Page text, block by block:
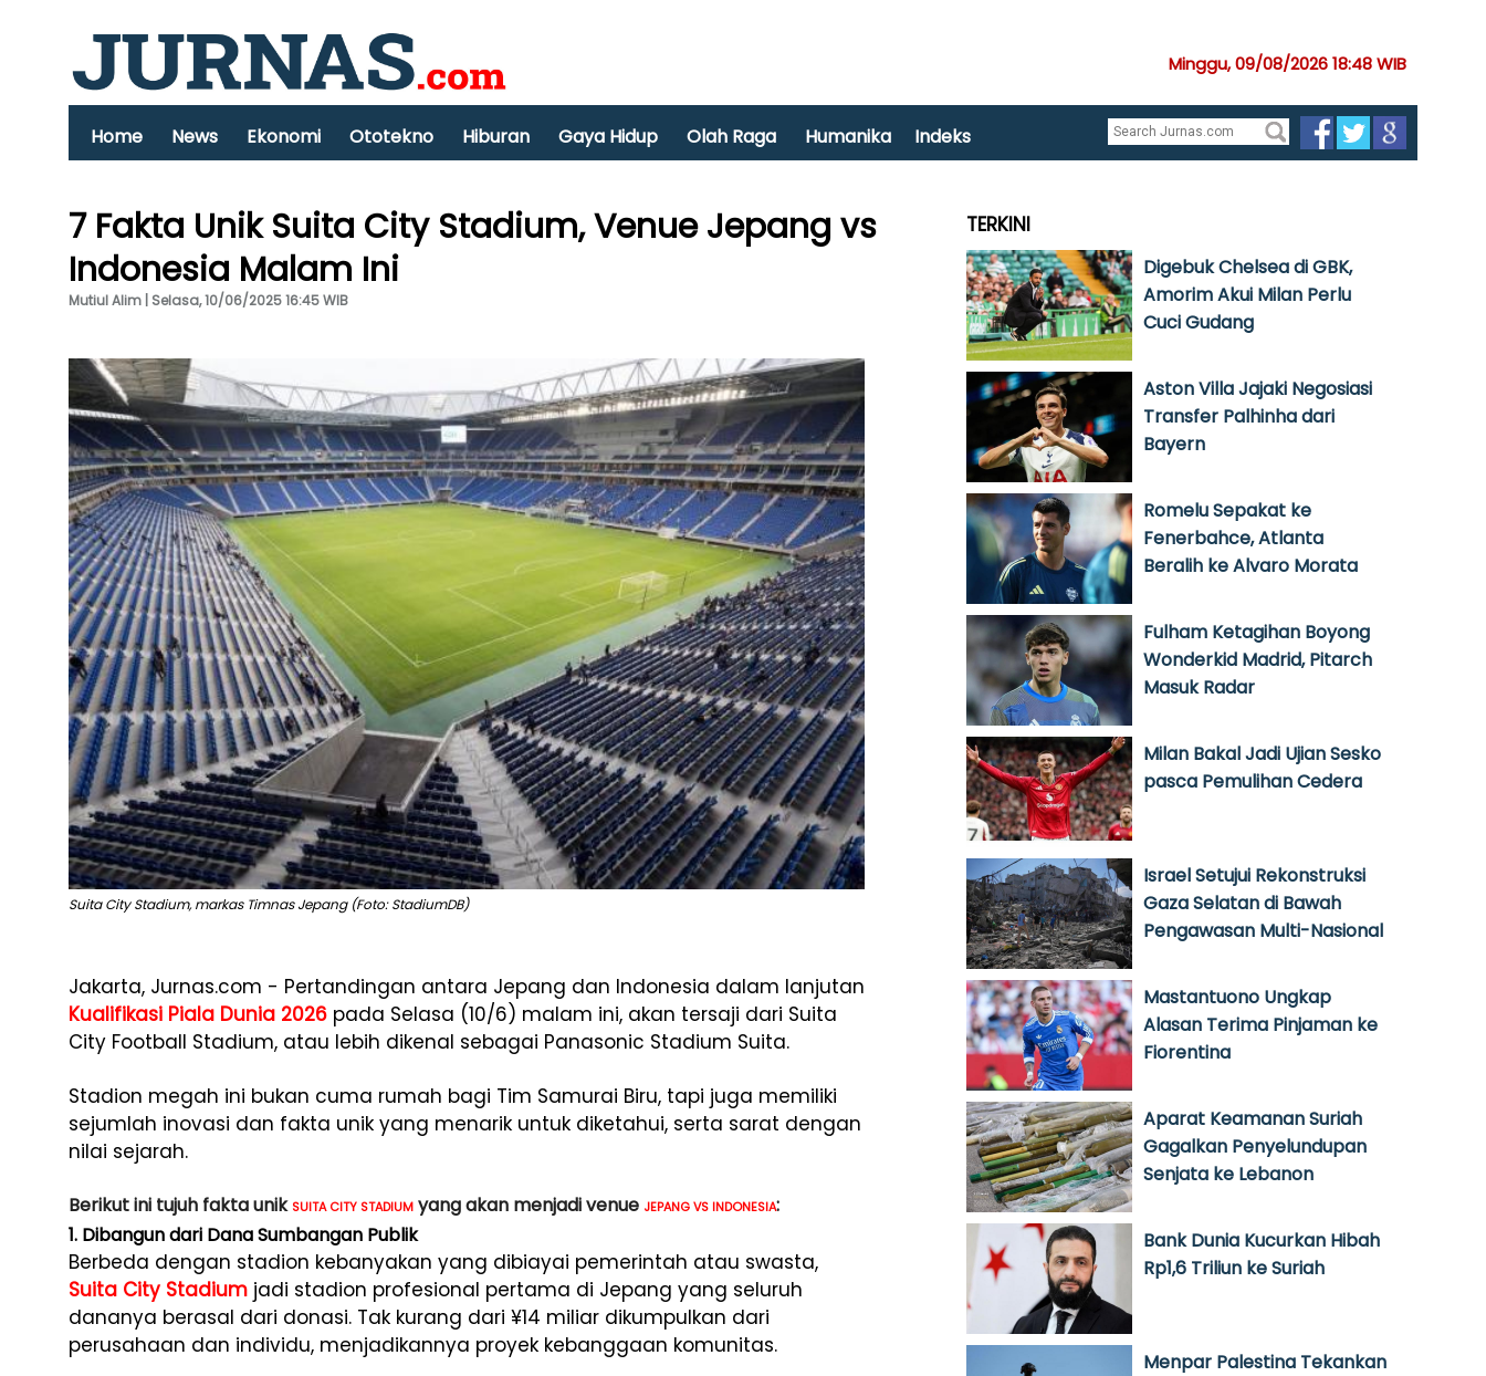
Minggu, 09/08/2026 18:48 WIB
Home News Ekonomi Ototekno Hiburan Gaya Hidup Olah Raga Humanika Indeks
7 Fakta Unik Suita City Stadium, Venue Jepang vs
Indonesia Malam Ini
Mutiul Alim | Selasa, 10/06/2025 16:45 WIB
Suita City Stadium, markas Timnas Jepang (Foto: StadiumDB)
Jakarta, Jurnas.com - Pertandingan antara Jepang dan Indonesia dalam lanjutan
Kualifikasi Piala Dunia 2026 pada Selasa (10/6) malam ini, akan tersaji dari Suita
City Football Stadium, atau lebih dikenal sebagai Panasonic Stadium Suita.
Stadion megah ini bukan cuma rumah bagi Tim Samurai Biru, tapi juga memiliki
sejumlah inovasi dan fakta unik yang menarik untuk diketahui, serta sarat dengan
nilai sejarah.
Berikut ini tujuh fakta unik SUITA CITY STADIUM yang akan menjadi venue JEPANG VS INDONESIA:
1. Dibangun dari Dana Sumbangan Publik
Berbeda dengan stadion kebanyakan yang dibiayai pemerintah atau swasta,
Suita City Stadium jadi stadion profesional pertama di Jepang yang seluruh
dananya berasal dari donasi. Tak kurang dari ¥14 miliar dikumpulkan dari
perusahaan dan individu, menjadikannya proyek kebanggaan komunitas.
TERKINI
Digebuk Chelsea di GBK,
Amorim Akui Milan Perlu
Cuci Gudang
Aston Villa Jajaki Negosiasi
Transfer Palhinha dari
Bayern
Romelu Sepakat ke
Fenerbahce, Atlanta
Beralih ke Alvaro Morata
Fulham Ketagihan Boyong
Wonderkid Madrid, Pitarch
Masuk Radar
Milan Bakal Jadi Ujian Sesko
pasca Pemulihan Cedera
Israel Setujui Rekonstruksi
Gaza Selatan di Bawah
Pengawasan Multi-Nasional
Mastantuono Ungkap
Alasan Terima Pinjaman ke
Fiorentina
Aparat Keamanan Suriah
Gagalkan Penyelundupan
Senjata ke Lebanon
Bank Dunia Kucurkan Hibah
Rp1,6 Triliun ke Suriah
Menpar Palestina Tekankan